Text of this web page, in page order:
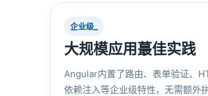
企业级_
大规模应用蕞佳实践
Angular内置了路由、表单验证、
依赖注入等企业级特性，无需额外